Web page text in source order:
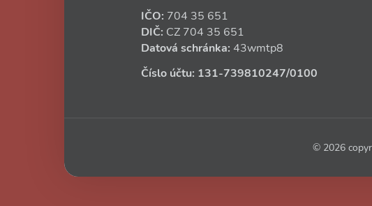
IČO: 704 35 651
DIČ: CZ 704 35 651
Datová schránka: 43wmtp8
Číslo účtu: 131‑739810247/0100
© 2026